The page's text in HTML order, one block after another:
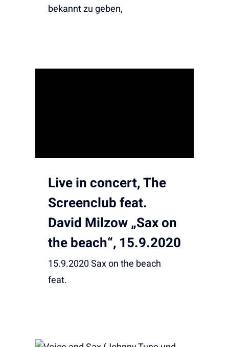
bekannt zu geben,
Live in concert, The
Screenclub feat.
David Milzow „Sax on
the beach“, 15.9.2020
15.9.2020 Sax on the beach
feat.